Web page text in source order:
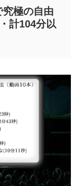
極の自由
計104分以